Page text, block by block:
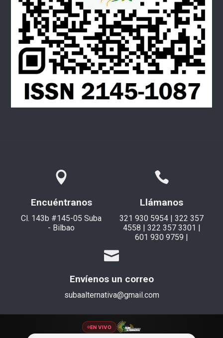
Encuéntranos
Cl. 143b #145-05 Suba
- Bilbao
Llámanos
321 930 5954 | 322 357
4558 | 322 357 3301 |
601 930 9759 |
Envíenos un correo
subaalternativa@gmail.com
EN VIVO